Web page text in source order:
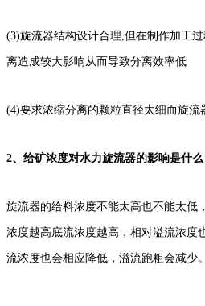
(3)旋流器结构设计合理,但在制作加工
离造成较大影响从而导致分离效率低
(4)要求浓缩分离的颗粒直径太细而旋流
2、 给矿浓度对水力旋流器的影响是什么
旋流器的给料浓度不能太高也不能太低
浓度越高底流浓度越高，相对溢流浓度
流浓度也会相应降低，溢流跑粗会减少。